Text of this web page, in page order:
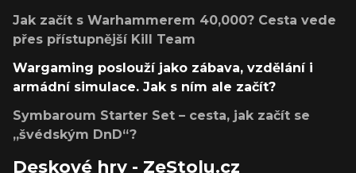
Jak začít s Warhammerem 40,000? Cesta vede
přes přístupnější Kill Team
Wargaming poslouží jako zábava, vzdělání i
armádní simulace. Jak s ním ale začít?
Symbaroum Starter Set – cesta, jak začít se
„švédským DnD“?
Deskové hry - ZeStolu.cz